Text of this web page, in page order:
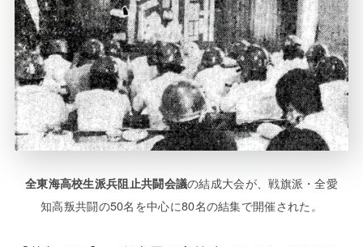
全東海高校生派兵阻止共闘会議の結成大会が、戦旗派・全愛
知高叛共闘の50名を中心に80名の結集で開催された。